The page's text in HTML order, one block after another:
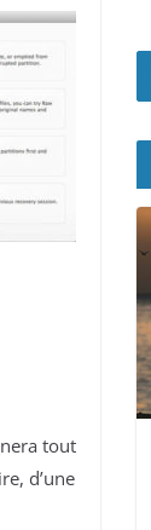
tout
d’une